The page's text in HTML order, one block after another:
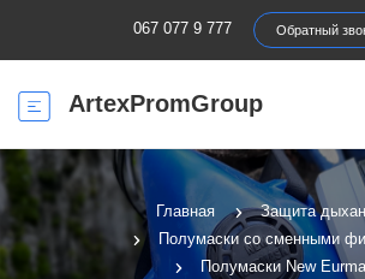
067 077 9 777 Обратный
ArtexPromGroup
Главная
Защита
Полумаски со сменными
Полумаски New